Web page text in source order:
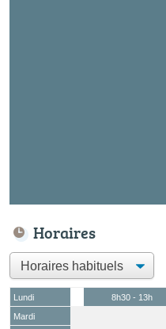
Horaires
Lundi
8h30 - 13h
Mardi